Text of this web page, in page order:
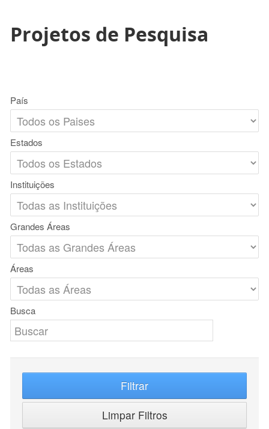
Projetos de Pesquisa
País
Estados
Instituições
Grandes Áreas
Áreas
Busca
Filtrar
Limpar Filtros